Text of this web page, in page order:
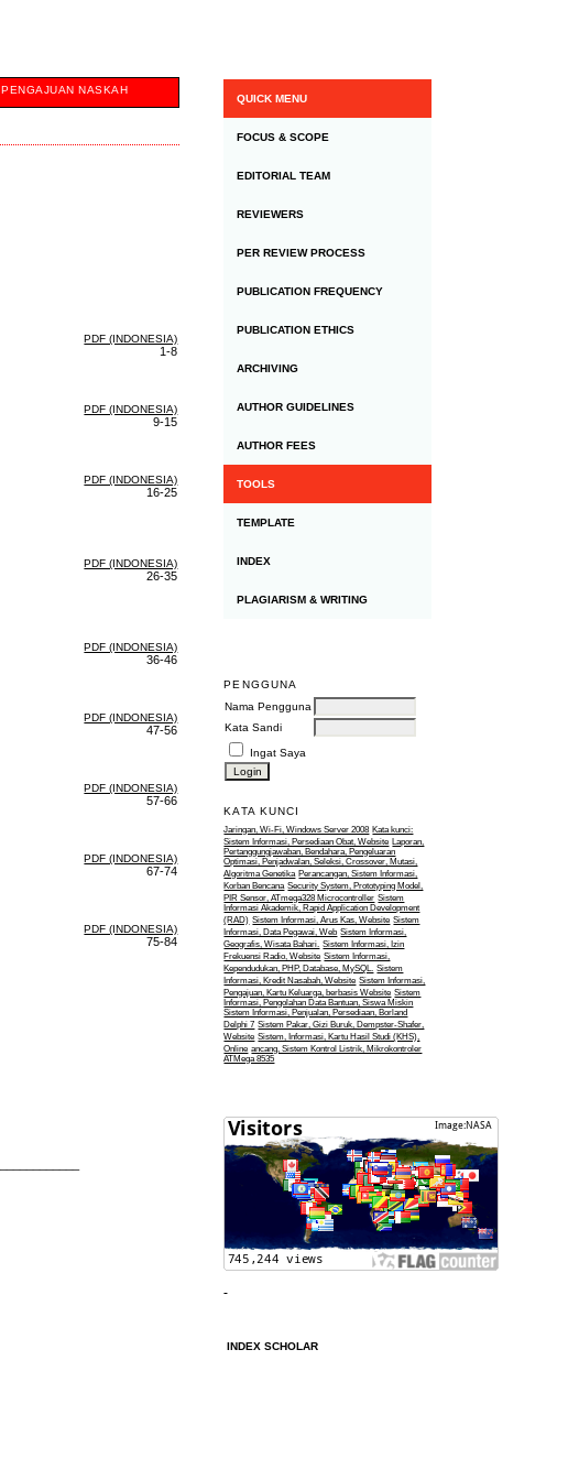
QUICK MENU
FOCUS & SCOPE
EDITORIAL TEAM
REVIEWERS
PER REVIEW PROCESS
PUBLICATION FREQUENCY
PUBLICATION ETHICS
ARCHIVING
AUTHOR GUIDELINES
AUTHOR FEES
TOOLS
TEMPLATE
INDEX
PLAGIARISM & WRITING
PENGGUNA
Nama Pengguna
Kata Sandi
Ingat Saya
KATA KUNCI
Jaringan, Wi-Fi, Windows Server 2008 Kata kunci:
Sistem Informasi, Persediaan Obat, Website Laporan,
Pertanggungjawaban, Bendahara, Pengeluaran
Optimasi, Penjadwalan, Seleksi, Crossover, Mutasi,
Algoritma Genetika Perancangan, Sistem Informasi,
Korban Bencana Security System, Prototyping Model,
PIR Sensor, ATmega328 Microcontroller Sistem
Informasi Akademik, Rapid Application Development
(RAD) Sistem Informasi, Arus Kas, Website Sistem
Informasi, Data Pegawai, Web Sistem Informasi,
Geografis, Wisata Bahari. Sistem Informasi, Izin
Frekuensi Radio, Website Sistem Informasi,
Kependudukan, PHP, Database, MySQL. Sistem
Informasi, Kredit Nasabah, Website Sistem Informasi,
Pengajuan, Kartu Keluarga, berbasis Website Sistem
Informasi, Pengolahan Data Bantuan, Siswa Miskin
Sistem Informasi, Penjualan, Persediaan, Borland
Delphi 7 Sistem Pakar, Gizi Buruk, Dempster-Shafer,
Website Sistem, Informasi, Kartu Hasil Studi (KHS),
Online ancang, Sistem Kontrol Listrik, Mikrokontroler
ATMega 8535
INDEX SCHOLAR
PENGAJUAN NASKAH
PDF (INDONESIA)
1-8
PDF (INDONESIA)
9-15
PDF (INDONESIA)
16-25
PDF (INDONESIA)
26-35
PDF (INDONESIA)
36-46
PDF (INDONESIA)
47-56
PDF (INDONESIA)
57-66
PDF (INDONESIA)
67-74
PDF (INDONESIA)
75-84